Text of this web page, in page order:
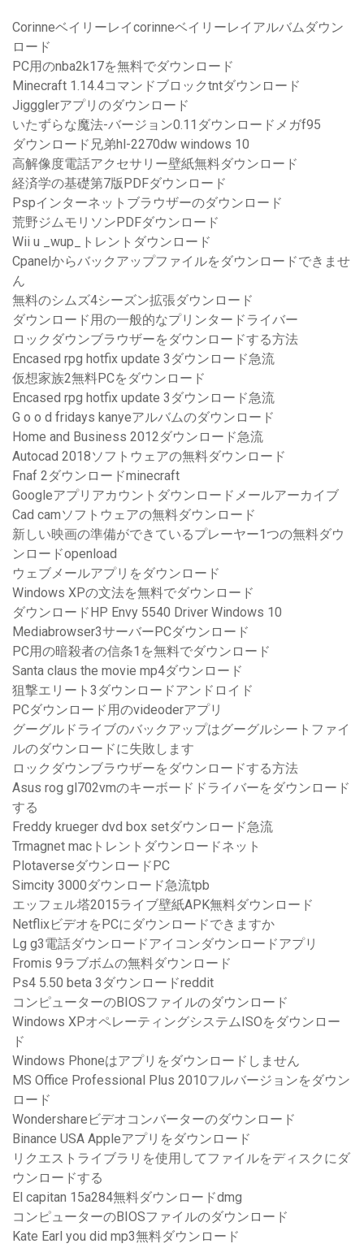
Corinneベイリーレイcorinneベイリーレイアルバムダウン
ロード
PC用のnba2k17を無料でダウンロード
Minecraft 1.14.4コマンドブロックtntダウンロード
Jiggglerアプリのダウンロード
いたずらな魔法-バージョン0.11ダウンロードメガf95
ダウンロード兄弟hl-2270dw windows 10
高解像度電話アクセサリー壁紙無料ダウンロード
経済学の基礎第7版PDFダウンロード
Pspインターネットブラウザーのダウンロード
荒野ジムモリソンPDFダウンロード
Wii u _wup_トレントダウンロード
Cpanelからバックアップファイルをダウンロードできませ
ん
無料のシムズ4シーズン拡張ダウンロード
ダウンロード用の一般的なプリンタードライバー
ロックダウンブラウザーをダウンロードする方法
Encased rpg hotfix update 3ダウンロード急流
仮想家族2無料PCをダウンロード
Encased rpg hotfix update 3ダウンロード急流
G o o d fridays kanyeアルバムのダウンロード
Home and Business 2012ダウンロード急流
Autocad 2018ソフトウェアの無料ダウンロード
Fnaf 2ダウンロードminecraft
Googleアプリアカウントダウンロードメールアーカイブ
Cad camソフトウェアの無料ダウンロード
新しい映画の準備ができているプレーヤー1つの無料ダウ
ンロードopenload
ウェブメールアプリをダウンロード
Windows XPの文法を無料でダウンロード
ダウンロードHP Envy 5540 Driver Windows 10
Mediabrowser3サーバーPCダウンロード
PC用の暗殺者の信条1を無料でダウンロード
Santa claus the movie mp4ダウンロード
狙撃エリート3ダウンロードアンドロイド
PCダウンロード用のvideoderアプリ
グーグルドライブのバックアップはグーグルシートファイ
ルのダウンロードに失敗します
ロックダウンブラウザーをダウンロードする方法
Asus rog gl702vmのキーボードドライバーをダウンロード
する
Freddy krueger dvd box setダウンロード急流
Trmagnet macトレントダウンロードネット
PlotaverseダウンロードPC
Simcity 3000ダウンロード急流tpb
エッフェル塔2015ライブ壁紙APK無料ダウンロード
NetflixビデオをPCにダウンロードできますか
Lg g3電話ダウンロードアイコンダウンロードアプリ
Fromis 9ラブボムの無料ダウンロード
Ps4 5.50 beta 3ダウンロードreddit
コンピューターのBIOSファイルのダウンロード
Windows XPオペレーティングシステムISOをダウンロー
ド
Windows Phoneはアプリをダウンロードしません
MS Office Professional Plus 2010フルバージョンをダウン
ロード
Wondershareビデオコンバーターのダウンロード
Binance USA Appleアプリをダウンロード
リクエストライブラリを使用してファイルをディスクにダ
ウンロードする
El capitan 15a284無料ダウンロードdmg
コンピューターのBIOSファイルのダウンロード
Kate Earl you did mp3無料ダウンロード